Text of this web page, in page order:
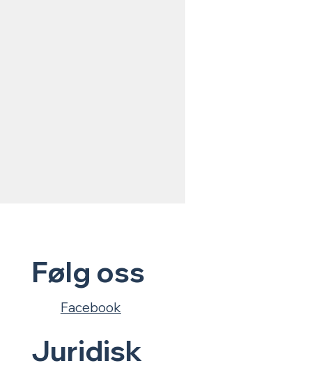
produkter 2
Følg oss
Facebook
Juridisk